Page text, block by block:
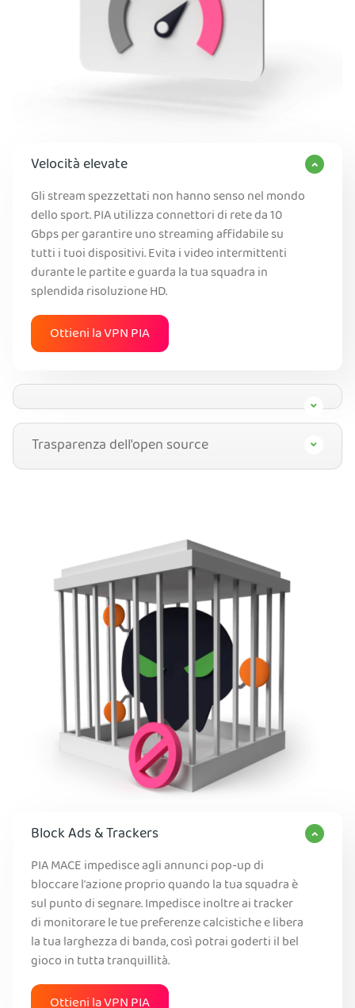
Velocità elevate
Gli stream spezzettati non hanno senso nel mondo
dello sport. PIA utilizza connettori di rete da 10
Gbps per garantire uno streaming affidabile su
tutti i tuoi dispositivi. Evita i video intermittenti
durante le partite e guarda la tua squadra in
splendida risoluzione HD.
Ottieni la VPN PIA
Trasparenza dell'open source
Block Ads & Trackers
PIA MACE impedisce agli annunci pop-up di
bloccare l'azione proprio quando la tua squadra è
sul punto di segnare. Impedisce inoltre ai tracker
di monitorare le tue preferenze calcistiche e libera
la tua larghezza di banda, così potrai goderti il bel
gioco in tutta tranquillità.